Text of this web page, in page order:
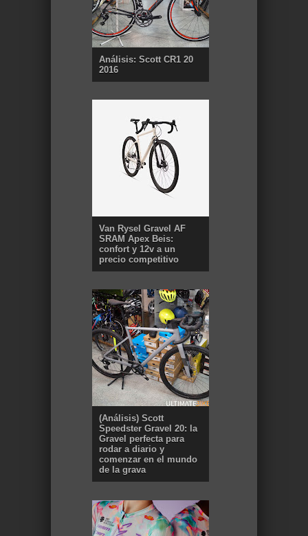
Análisis: Scott CR1 20
2016
Van Rysel Gravel AF
SRAM Apex Beis:
confort y 12v a un
precio competitivo
(Análisis) Scott
Speedster Gravel 20: la
Gravel perfecta para
rodar a diario y
comenzar en el mundo
de la grava